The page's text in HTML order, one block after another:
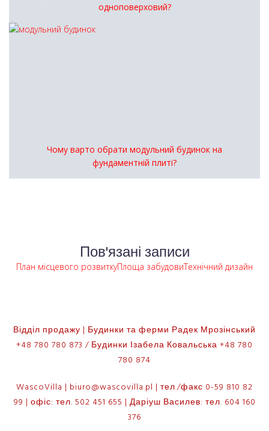
одноповерховий?
Чому варто обрати модульний будинок на
фундаментній плиті?
Пов'язані записи
План місцевого розвиткуПлоща забудовиТехнічний дизайн
Відділ продажу | Будинки та ферми Радек Мрозінський
+48 780 780 873 / Будинки Ізабела Ковальська +48 780
780 874
WascoVilla | biuro@wascovilla.pl | тел./факс 0-59 810 82
99 | офіс: тел. 502 451 655 | Даріуш Василев: тел. 604 160
376